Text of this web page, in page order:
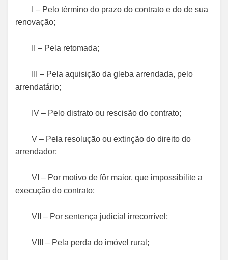
I – Pelo término do prazo do contrato e do de sua
renovação;
II – Pela retomada;
III – Pela aquisição da gleba arrendada, pelo
arrendatário;
IV – Pelo distrato ou rescisão do contrato;
V – Pela resolução ou extinção do direito do
arrendador;
VI – Por motivo de fôr maior, que impossibilite a
execução do contrato;
VII – Por sentença judicial irrecorrível;
VIII – Pela perda do imóvel rural;